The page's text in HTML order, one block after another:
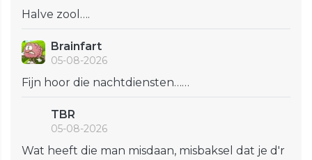
Halve zool….
Brainfart
05-08-2026
Fijn hoor die nachtdiensten……
TBR
05-08-2026
Wat heeft die man misdaan, misbaksel dat je d'r